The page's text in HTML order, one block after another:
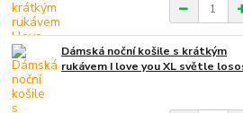
Dámská noční košile s krátkým
rukávem I love you XL světle